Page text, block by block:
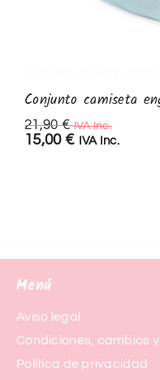
Conjunto camiseta
21,90€ IVA Inc.
15,00 € IVA Inc.
Menú
Aviso legal
Condiciones, cambios
Política de privacidad